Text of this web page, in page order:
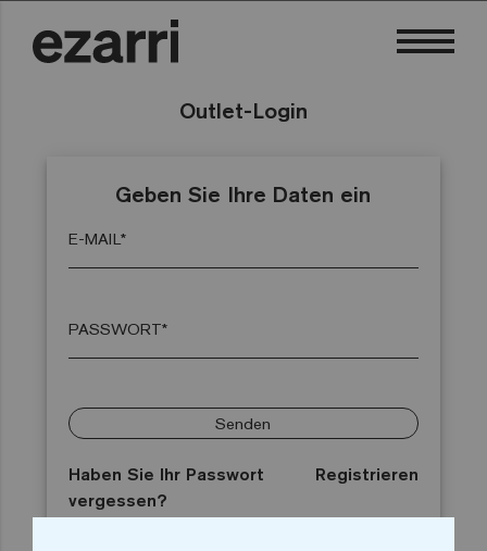
Outlet-Login
Geben Sie Ihre Daten ein
E-MAIL*
PASSWORT*
Senden
Haben Sie Ihr Passwort
vergessen?
Registrieren